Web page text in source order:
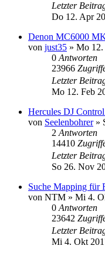
Letzter
Do 12. Apr
Denon MC6000
von just35 » Mo 12.
0 Antworten
23966
Letzter
Mo 12. Feb
Hercules DJ
von Seelenbohrer»
2 Antworten
14410
Letzter
So 26. Nov
Suche Mapping für
von NTM » Mi 4.
0 Antworten
23642
Letzter
Mi 4. Okt